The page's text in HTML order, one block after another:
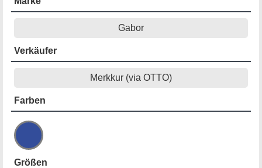
Gabor
Verkäufer
Merkkur (via OTTO)
Farben
Größen